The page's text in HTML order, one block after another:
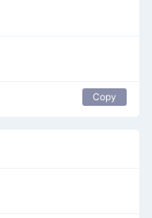
Copy